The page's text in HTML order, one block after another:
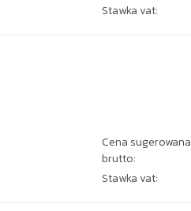
Stawka vat:
Cena sugerowana
brutto:
Stawka vat: